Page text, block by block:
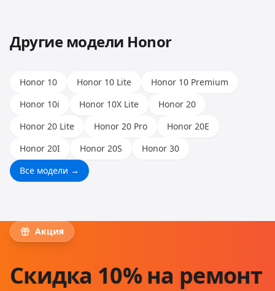
Другие модели Honor
Honor 10 Honor 10 Lite
Honor 10 Premium
Honor 10i
Honor 10X Lite
Honor 20
Honor 20 Lite
Honor 20 Pro
Honor 20E
Honor 20I
Honor 20S
Honor 30
Все модели →
Акция
Скидка 10% на ремонт